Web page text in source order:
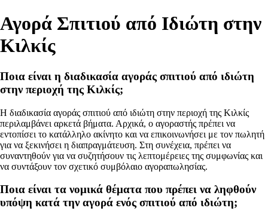
Αγορά Σπιτιού από Ιδιώτη στην
Κιλκίς
Ποια είναι η διαδικασία αγοράς σπιτιού από ιδιώτη
στην περιοχή της Κιλκίς;
Η διαδικασία αγοράς σπιτιού από ιδιώτη στην περιοχή της Κιλκίς
περιλαμβάνει αρκετά βήματα. Αρχικά, ο αγοραστής πρέπει να
εντοπίσει το κατάλληλο ακίνητο και να επικοινωνήσει με τον πωλητή
για να ξεκινήσει η διαπραγμάτευση. Στη συνέχεια, πρέπει να
συναντηθούν για να συζητήσουν τις λεπτομέρειες της συμφωνίας και
να συντάξουν τον σχετικό συμβόλαιο αγοραπωλησίας.
Ποια είναι τα νομικά θέματα που πρέπει να ληφθούν
υπόψη κατά την αγορά ενός σπιτιού από ιδιώτη;